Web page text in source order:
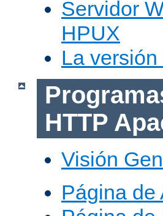
Servidor
HPUX
La
HTTP
Visión
Página de